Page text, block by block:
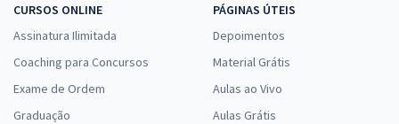
CURSOS ONLINE
Assinatura Ilimitada
Coaching para Concursos
Exame de Ordem
Graduação
PÁGINAS ÚTEIS
Depoimentos
Material Grátis
Aulas ao Vivo
Aulas Grátis